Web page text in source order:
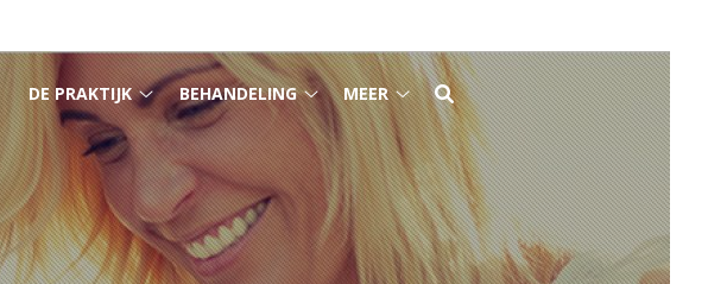
DE PRAKTIJK
De
praktijk
submenu
BEHANDELING
Behandeling
submenu
MEER
Meer
submenu